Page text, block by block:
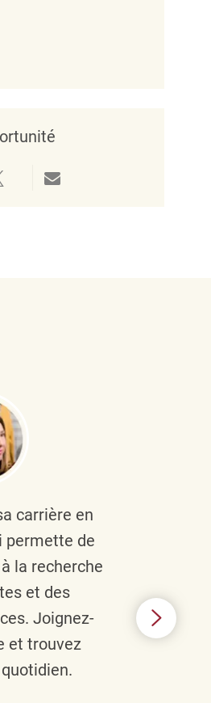
Facebookvia twitter
Partager par e-mail
carrière en
permette de
la recherche
et des
Joignez-
et trouvez